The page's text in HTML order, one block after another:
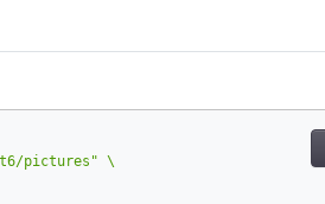
pictures"